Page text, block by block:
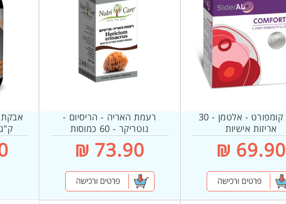
ברזל קומפורט - אלטמן - 30
אריזות אישיות
69.90 ₪
רעמת האריה - הריסיום -
נוטריקר - 60 כמוסות
מחיר
רגיל
73.90 ₪